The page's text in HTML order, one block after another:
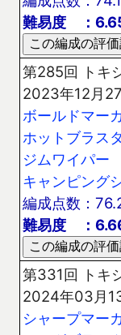
難易度 ：
第285回 トキ
2023年12月
ボールドマー
ホットブラス
ジムワイパー
キャンピング
編成点数：
難易度 ：
第331回 トキ
2024年03月
シャープマー